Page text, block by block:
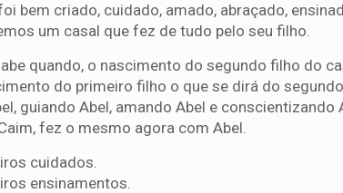
bem criado, cuidado, amado, abraçado,
um casal que fez de tudo pelo seu filho.
quando, o nascimento do segundo filho do
do primeiro filho o que se dirá do
guiando Abel, amando Abel e conscientizando
fez o mesmo agora com Abel.
cuidados.
ensinamentos.